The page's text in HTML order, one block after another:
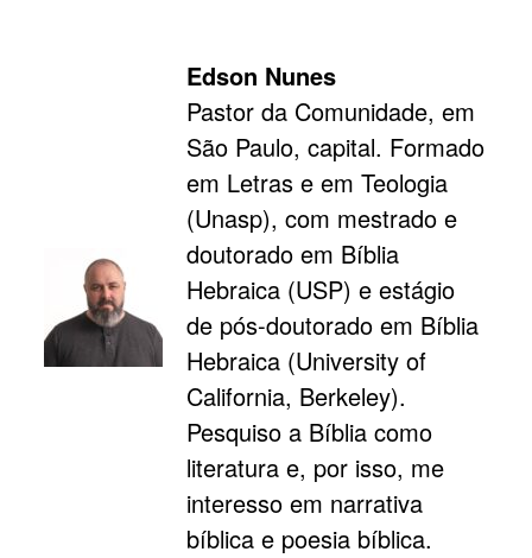
Edson Nunes
Pastor da Comunidade, em
São Paulo, capital. Formado
em Letras e em Teologia
(Unasp), com mestrado e
doutorado em Bíblia
Hebraica (USP) e estágio
de pós-doutorado em Bíblia
Hebraica (University of
California, Berkeley).
Pesquiso a Bíblia como
literatura e, por isso, me
interesso em narrativa
bíblica e poesia bíblica.